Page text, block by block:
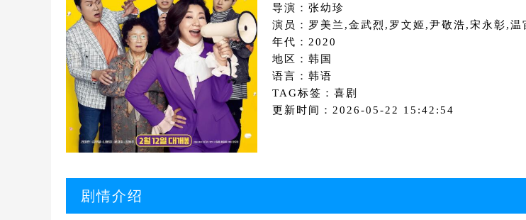
导演：张幼珍
演员：罗美兰,金武烈,罗文姬,尹敬浩,宋永彰,
年代：2020
地区：韩国
语言：韩语
TAG标签：喜剧
更新时间：2026-05-22 15:42:54
剧情介绍